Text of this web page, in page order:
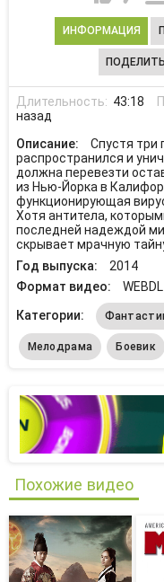
ИНФОРМАЦИЯ
Длительность: 43:18
назад
Описание:
Спустя три
распространился и
должна перевезти
из Нью-Йорка в
функционирующая
Хотя антитела,
последней надеждой
скрывает мрачную
Год выпуска:
2014
Формат видео:
WEBDL
Категории:
Мелодрама Боевик
Похожие видео